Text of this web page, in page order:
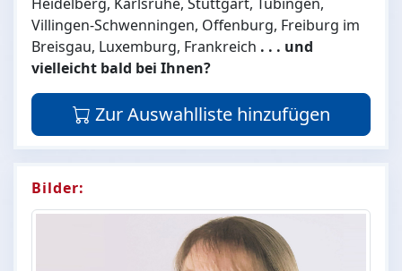
Villingen-Schwenningen, Offenburg, Freiburg im
Breisgau, Luxemburg, Frankreich . . . und
vielleicht bald bei Ihnen?
Zur Auswahlliste hinzufügen
Bilder: